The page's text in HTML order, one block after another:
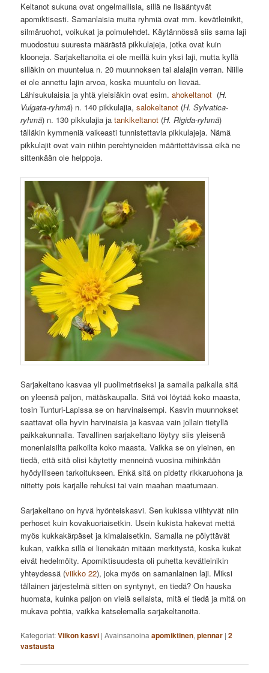
Keltanot sukuna ovat ongelmallisia, sillä ne lisääntyvät
apomiktisesti. Samanlaisia muita ryhmiä ovat mm. kevätleinikit,
silmäruohot, voikukat ja poimulehdet. Käytännössä siis sama laji
muodostuu suuresta määrästä pikkulajeja, jotka ovat kuin
klooneja. Sarjakeltanoita ei ole meillä kuin yksi laji, mutta kyllä
silläkin on muuntelua n. 20 muunnoksen tai alalajin verran. Niille
ei ole annettu lajin arvoa, koska muuntelu on lievää.
Lähisukulaisia ja yhtä yleisiäkin ovat esim.ahokeltanot (H.
Vulgata-ryhmä) n. 140 pikkulajia,salokeltanot (H. Sylvatica-
ryhmä) n. 130 pikkulajia jatankikeltanot (H. Rigida-ryhmä)
tälläkin kymmeniä vaikeasti tunnistettavia pikkulajeja. Nämä
pikkulajit ovat vain niihin perehtyneiden määritettävissä eikä ne
sittenkään ole helppoja.
Sarjakeltano kasvaa yli puolimetriseksi ja samalla paikalla sitä
on yleensä paljon, mätäskaupalla. Sitä voi löytää koko maasta,
tosin Tunturi-Lapissa se on harvinaisempi. Kasvin muunnokset
saattavat olla hyvin harvinaisia ja kasvaa vain jollain tietyllä
paikkakunnalla. Tavallinen sarjakeltano löytyy siis yleisenä
monenlaisilta paikoilta koko maasta. Vaikka se on yleinen, en
tiedä, että sitä olisi käytetty menneinä vuosina mihinkään
hyödylliseen tarkoitukseen. Ehkä sitä on pidetty rikkaruohona ja
niitetty pois karjalle rehuksi tai vain maahan maatumaan.
Sarjakeltano on hyvä hyönteiskasvi. Sen kukissa viihtyvät niin
perhoset kuin kovakuoriaisetkin. Usein kukista hakevat mettä
myös kukkakärpäset ja kimalaisetkin. Samalla ne pölyttävät
kukan, vaikka sillä ei lienekään mitään merkitystä, koska kukat
eivät hedelmöity. Apomiktisuudesta oli puhetta kevätleinikin
yhteydessä (viikko 22), joka myös on samanlainen laji. Miksi
tällainen järjestelmä sitten on syntynyt, en tiedä? On hauska
huomata, kuinka paljon on vielä sellaista, mitä ei tiedä ja mitä on
mukava pohtia, vaikka katselemalla sarjakeltanoita.
Kategoriat:Viikon kasvi |Avainsanoina apomiktinen,piennar |2
vastausta